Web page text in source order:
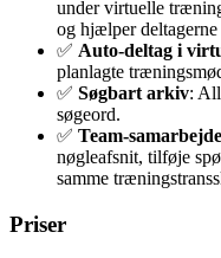
under virtuelle
og hjælper
✅ Auto-deltag i
planlagte
✅ Søgbart arkiv:
søgeord.
✅ Team-samarbejde
nøgleafsnit, tilføje
samme
Priser